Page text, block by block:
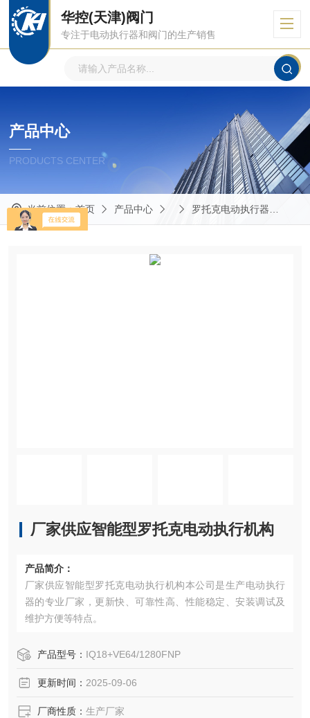
华控(天津)阀门
专注于电动执行器和阀门的生产销售
产品中心
PRODUCTS CENTER
当前位置：首页 产品中心 罗托克电动执行器
厂家供应智能型罗托克电动执行机构
产品简介：
厂家供应智能型罗托克电动执行机构本公司是生产电动执行
器的专业厂家，更新快、可靠性高、性能稳定、安装调试及
维护方便等特点。
产品型号： IQ18+VE64/1280FNP
更新时间： 2025-09-06
厂商性质： 生产厂家